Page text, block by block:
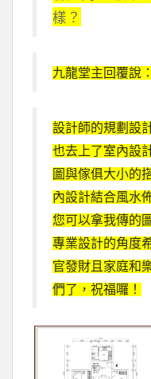
樣？
九龍堂主回覆說：
設計師的規劃設
也去上了室內設
圖與傢俱大小的
內設計結合風水
您可以拿我傳的
專業設計的角度
官發財且家庭和
們了，祝福囉！